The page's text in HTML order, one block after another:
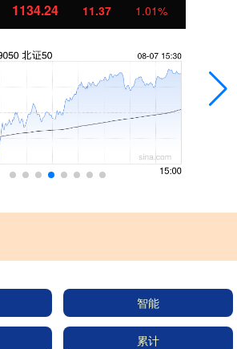
1134.24 11.37 1.01%
智能
累计